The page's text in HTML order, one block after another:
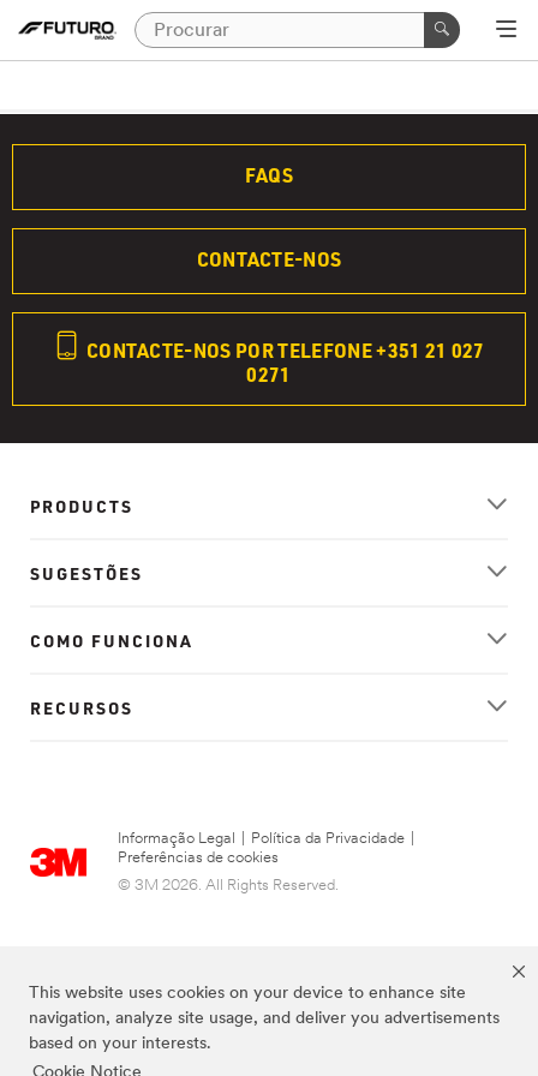
This website uses cookies on your device to enhance site
navigation, analyze site usage, and deliver you advertisements
based on your interests.
FAQS
CONTACTE-NOS
CONTACTE-NOS POR TELEFONE +351 21 027
0271
PRODUCTS
SUGESTÕES
COMO FUNCIONA
RECURSOS
Informação Legal Política da Privacidade
Preferências de cookies
© 3M 2026. All Rights Reserved.